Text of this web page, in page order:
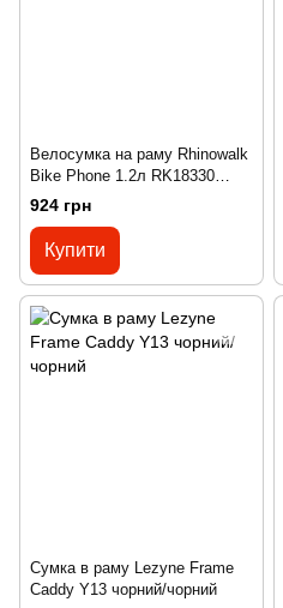
Велосумка на раму Rhinowalk
Bike Phone 1.2л RK18330
black
924 грн
Купити
Сумка в раму Lezyne Frame
Caddy Y13 чорний/чорний